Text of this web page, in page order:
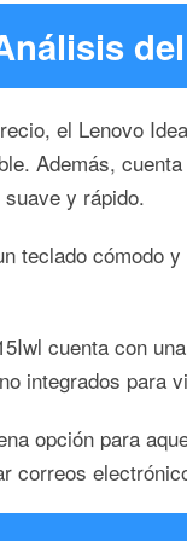
el Lenovo
Además,
y rápido.
teclado
cuenta con
integrados para
opción para
correos